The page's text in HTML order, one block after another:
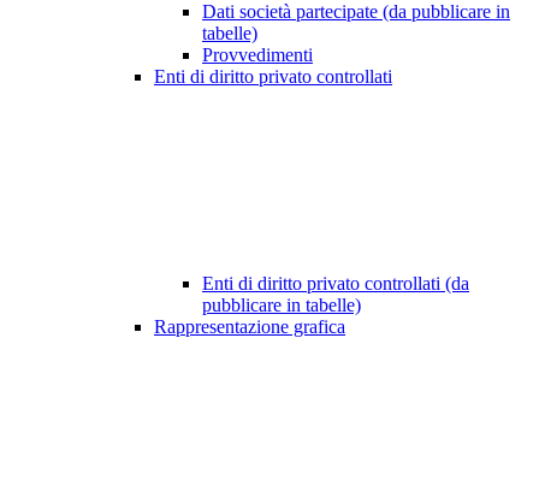
Dati società partecipate (da pubblicare in
tabelle)
Provvedimenti
Enti di diritto privato controllati
Enti di diritto privato controllati (da
pubblicare in tabelle)
Rappresentazione grafica